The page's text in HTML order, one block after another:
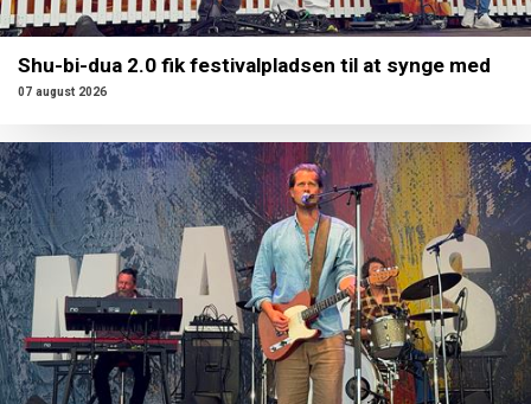
Shu-bi-dua 2.0 fik festivalpladsen til at synge med
07 august 2026